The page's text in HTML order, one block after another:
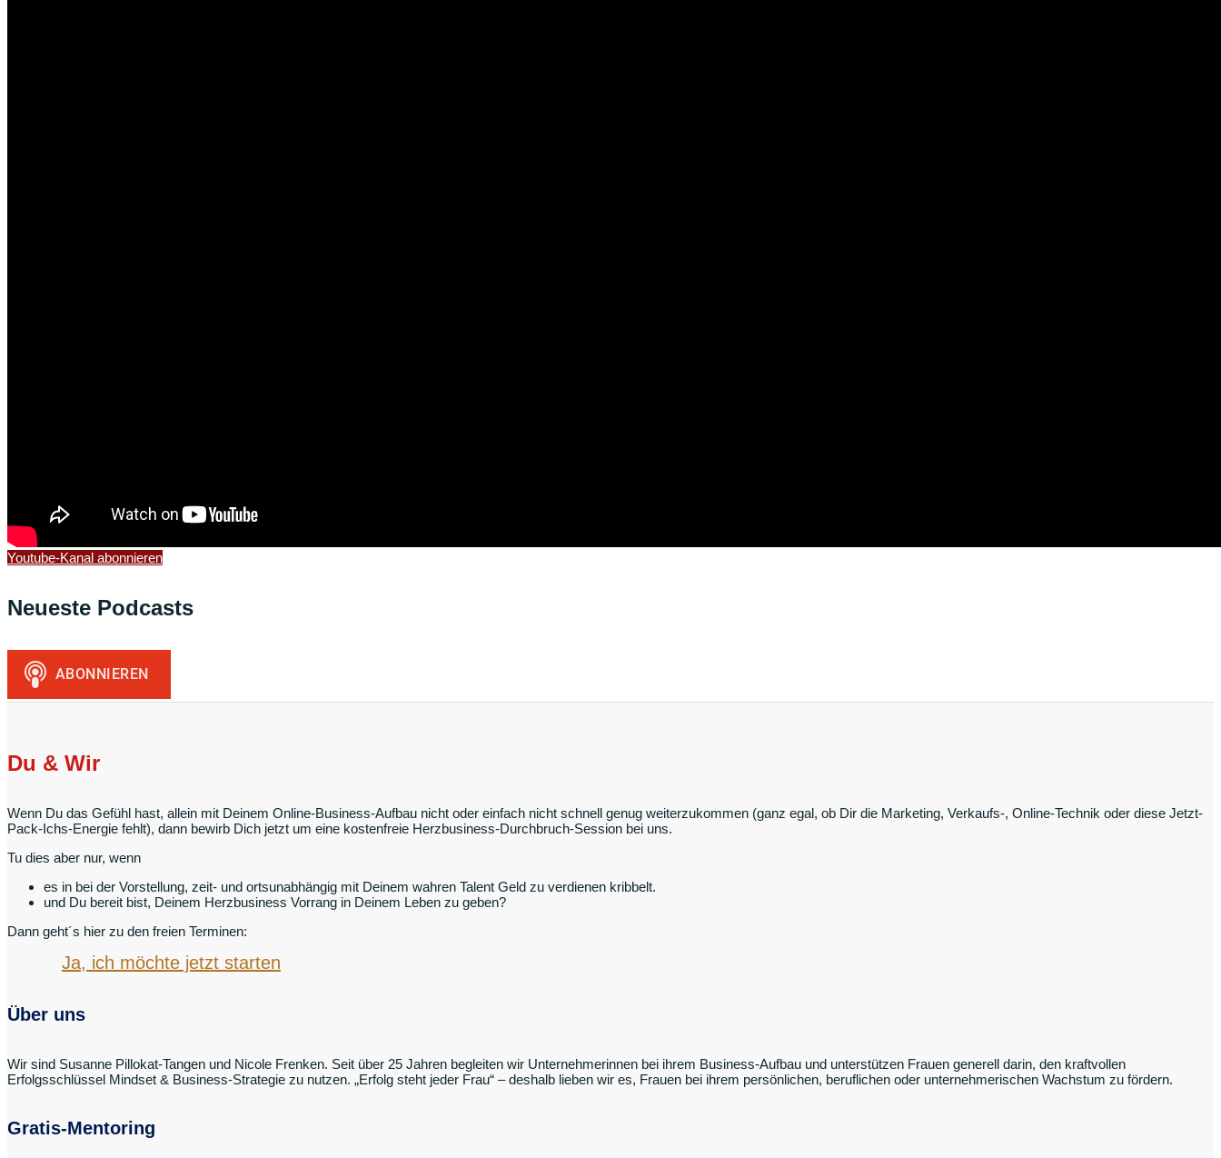
Youtube-Kanal abonnieren
Neueste Podcasts
Du & Wir
Wenn Du das Gefühl hast, allein mit Deinem Online-Business-Aufbau nicht oder einfach nicht schnell genug weiterzukommen (ganz egal, ob Dir die Marketing, Verkaufs-, Online-Technik oder diese Jetzt-
Pack-Ichs-Energie fehlt), dann bewirb Dich jetzt um eine kostenfreie Herzbusiness-Durchbruch-Session bei uns.
Tu dies aber nur, wenn
es in bei der Vorstellung, zeit- und ortsunabhängig mit Deinem wahren Talent Geld zu verdienen kribbelt.
und Du bereit bist, Deinem Herzbusiness Vorrang in Deinem Leben zu geben?
Dann geht´s hier zu den freien Terminen:
Ja, ich möchte jetzt starten
Über uns
Wir sind Susanne Pillokat-Tangen und Nicole Frenken. Seit über 25 Jahren begleiten wir Unternehmerinnen bei ihrem Business-Aufbau und unterstützen Frauen generell darin, den kraftvollen
Erfolgsschlüssel Mindset & Business-Strategie zu nutzen. „Erfolg steht jeder Frau“ – deshalb lieben wir es, Frauen bei ihrem persönlichen, beruflichen oder unternehmerischen Wachstum zu fördern.
Gratis-Mentoring